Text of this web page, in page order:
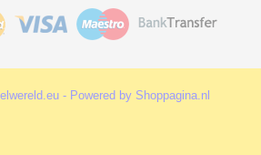
- Powered by Shoppagina.nl